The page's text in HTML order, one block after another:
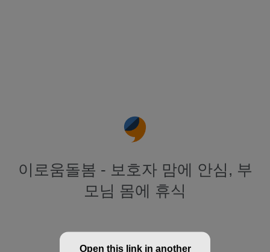
이로움돌봄 - 보호자 맘에 안심, 부
모님 몸에 휴식